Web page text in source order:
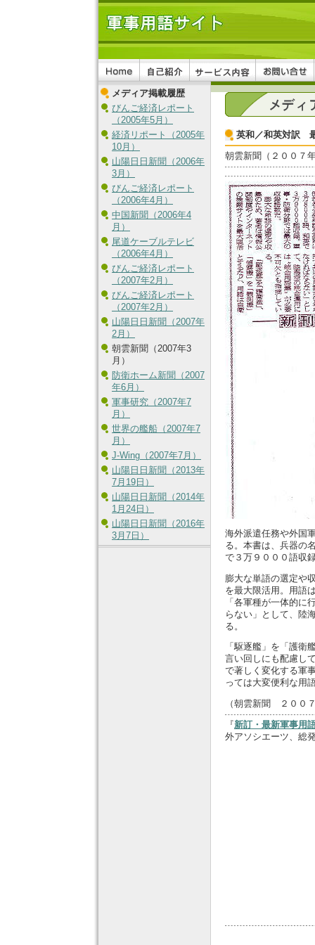
メディア掲載履歴
びんご経済レポート
（2005年5月）
経済リポート（2005年
10月）
山陽日日新聞（2006年
3月）
びんご経済レポート
（2006年4月）
中国新聞（2006年4
月）
尾道ケーブルテレビ
（2006年4月）
びんご経済レポート
（2007年2月）
びんご経済レポート
（2007年2月）
山陽日日新聞（2007年
2月）
朝雲新聞（2007年3
月）
防衛ホーム新聞（2007
年6月）
軍事研究（2007年7
月）
世界の艦船（2007年7
月）
J-Wing（2007年7月）
山陽日日新聞（2013年
7月19日）
山陽日日新聞（2014年
1月24日）
山陽日日新聞（2016年
3月7日）
英和／和英対訳
朝雲新聞（２００７
海外派遣任務や外国
る。本書は、兵器の
で３万９０００語収
膨大な単語の選定や
を最大限活用。用語
「各軍種が一体的に
らない」として、陸
る。
「駆逐艦」を「護衛
言い回しにも配慮し
で著しく変化する軍
っては大変便利な用
（朝雲新聞 ２００
『新訂・最新軍事用
外アソシエーツ、総